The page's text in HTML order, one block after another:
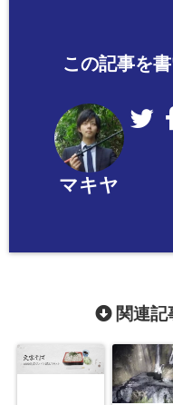
この記事を
マキヤ
関連記